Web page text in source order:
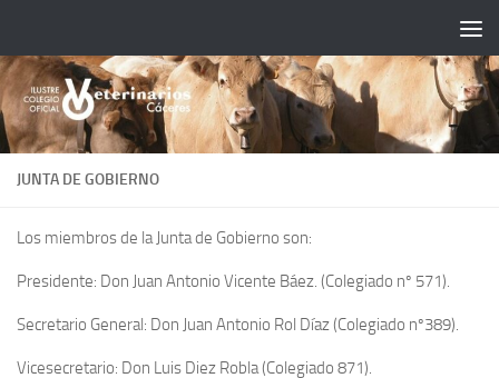
JUNTA DE GOBIERNO
Los miembros de la Junta de Gobierno son:
Presidente: Don Juan Antonio Vicente Báez. (Colegiado nº 571).
Secretario General: Don Juan Antonio Rol Díaz (Colegiado nº389).
Vicesecretario: Don Luis Diez Robla (Colegiado 871).